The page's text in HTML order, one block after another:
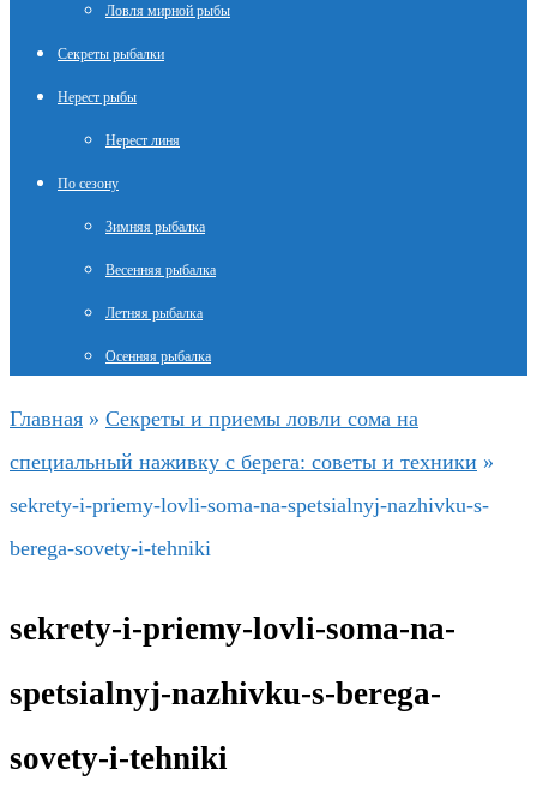
Ловля мирной рыбы
Секреты рыбалки
Нерест рыбы
Нерест линя
По сезону
Зимняя рыбалка
Весенняя рыбалка
Летняя рыбалка
Осенняя рыбалка
Главная » Секреты и приемы ловли сома на
специальный наживку с берега: советы и техники »
sekrety-i-priemy-lovli-soma-na-spetsialnyj-nazhivku-s-
berega-sovety-i-tehniki
sekrety-i-priemy-lovli-soma-na-
spetsialnyj-nazhivku-s-berega-
sovety-i-tehniki